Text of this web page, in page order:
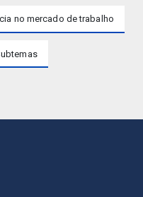
no mercado de trabalho